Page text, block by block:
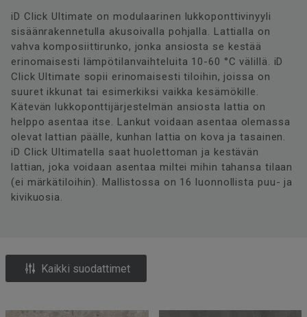
iD Click Ultimate on modulaarinen lukkoponttivinyyli
sisäänrakennetulla akusoivalla pohjalla. Lattialla on
vahva komposiittirunko, jonka ansiosta se kestää
erinomaisesti lämpötilanvaihteluita 10-60 °C välillä. iD
Click Ultimate sopii erinomaisesti tiloihin, joissa on
suuret ikkunat tai esimerkiksi vaikka kesämökille.
Kätevän lukkoponttijärjestelmän ansiosta lattia on
helppo asentaa itse. Lankut voidaan asentaa olemassa
olevat lattian päälle, kunhan lattia on kova ja tasainen.
iD Click Ultimatella saat huolettoman ja kestävän
lattian, joka voidaan asentaa miltei mihin tahansa tilaan
(ei märkätiloihin). Mallistossa on 16 luonnollista puu- ja
kivikuosia.
Kaikki suodattimet